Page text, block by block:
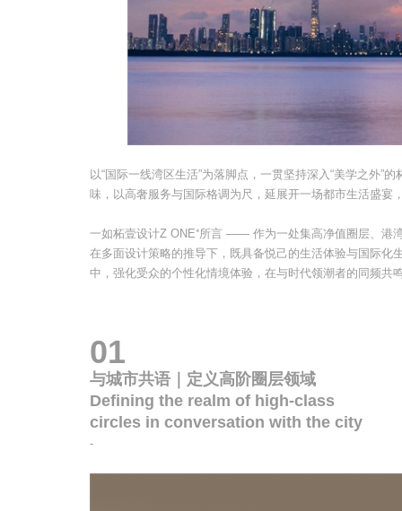
以“国际一线湾区生活”为落脚点，一贯坚持深入“美学之外”
味，以高奢服务与国际格调为尺，延展开一场都市生活盛宴
一如柘壹设计Z ONE⁺所言 —— 作为一处集高净值圈层、港
在多面设计策略的推导下，既具备悦己的生活体验与国际化
中，强化受众的个性化情境体验，在与时代领潮者的同频共
01
与城市共语｜定义高阶圈层领域
Defining the realm of high-class
circles in conversation with the city
-